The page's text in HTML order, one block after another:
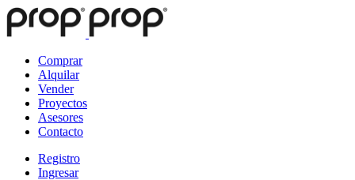
Comprar
Alquilar
Vender
Proyectos
Asesores
Contacto
Registro
Ingresar